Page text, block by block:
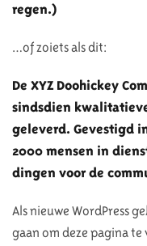
regen.)
…of zoiets als dit:
De XYZ Doohickey
sindsdien
geleverd. Gevestigd
2000 mensen in
dingen voor de
Als nieuwe WordPress
gaan om deze pagina te